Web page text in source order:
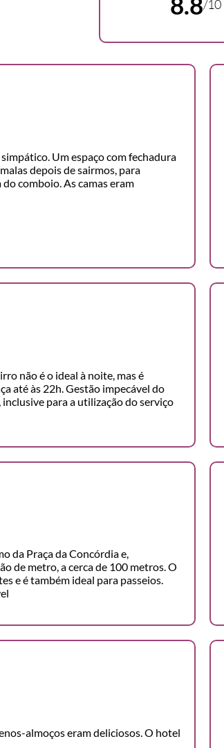
/10
Um espaço com fechadura
depois de sairmos, para
comboio. As camas eram
não é o ideal à noite, mas é
até às 22h. Gestão impecável do
para a utilização do serviço
da Praça da Concórdia e,
de metro, a cerca de 100 metros. O
e é também ideal para passeios.
almoços eram deliciosos. O hotel